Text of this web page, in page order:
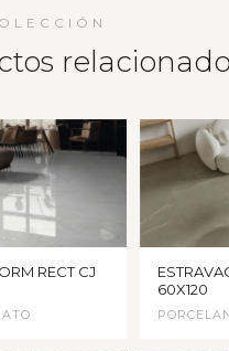
RECT CJ
60X120